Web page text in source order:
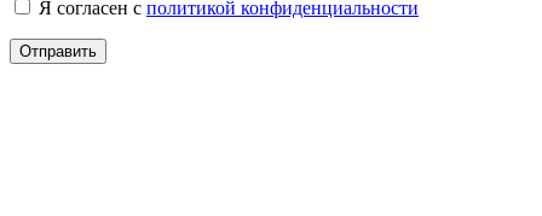
Я согласен с политикой конфиденциальности
Отправить